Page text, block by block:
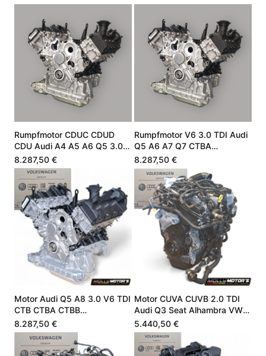
Rumpfmotor CDUC CDUD
CDU Audi A4 A5 A6 Q5 3.0
V6 TDI 245 PS
8.287,50 €
Rumpfmotor V6 3.0 TDI Audi
Q5 A6 A7 Q7 CTBA
059100099Q
8.287,50 €
Motor Audi Q5 A8 3.0 V6 TDI
CTB CTBA CTBB
059100099Q
8.287,50 €
Motor CUVA CUVB 2.0 TDI
Audi Q3 Seat Alhambra VW
04L100090J
5.440,50 €